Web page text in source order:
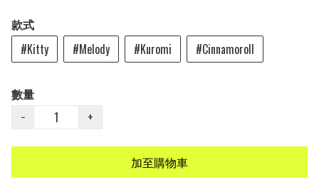
款式
#Kitty
#Melody #Kuromi #Cinnamoroll
數量
−
+
加至購物車